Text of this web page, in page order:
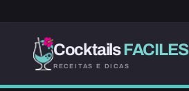
CocktailsFACILES
RECEITAS E DICAS